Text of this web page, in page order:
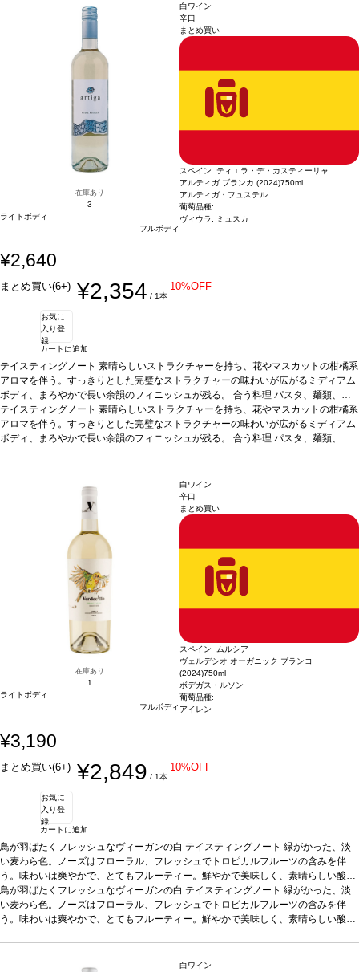
在庫あり
3
ライトボディ
フルボディ
白ワイン
辛口
まとめ買い
スペイン ティエラ・デ・カスティーリャ
アルティガ ブランカ (2024)750ml
アルティガ・フュステル
葡萄品種:
ヴィウラ, ミュスカ
¥2,640
まとめ買い(6+) ¥2,354 / 1本
10%OFF
お気に
入り登
録
カートに追加
テイスティングノート 素晴らしいストラクチャーを持ち、花やマスカットの柑橘系
アロマを伴う。すっきりとした完璧なストラクチャーの味わいが広がるミディアム
ボディ、まろやかで長い余韻のフィニッシュが残る。 合う料理 パスタ、麺類、
魚、甲殻類、タパスなどと好相性葡萄品種ヴィウラ 90%、ミュスカ 10%*本ヴィ
ンテージが在庫切れの場合、在庫があり価格が同様の場合は自動的に次のヴィンテ
ージに変更されますのでご了承ください。
テイスティングノート 素晴らしいストラクチャーを持ち、花やマスカットの柑橘系
アロマを伴う。すっきりとした完璧なストラクチャーの味わいが広がるミディアム
ボディ、まろやかで長い余韻のフィニッシュが残る。 合う料理 パスタ、麺類、
ージに変更されますのでご了承ください。
在庫あり
1
ライトボディ
フルボディ
白ワイン
辛口
まとめ買い
スペイン ムルシア
ヴェルデシオ オーガニック ブランコ
(2024)750ml
ボデガス・ルソン
葡萄品種:
アイレン
¥3,190
まとめ買い(6+) ¥2,849 / 1本
10%OFF
お気に
入り登
録
カートに追加
鳥が羽ばたくフレッシュなヴィーガンの白 テイスティングノート 緑がかった、淡
い麦わら色。ノーズはフローラル、フレッシュでトロピカルフルーツの含みを伴
う。味わいは爽やかで、とてもフルーティー。鮮やかで美味しく、素晴らしい酸味
との組み合わせは完璧で、長い余韻が続く。合う料理魚のマリネ（カレイ、スズ
キ、鯛）、タラと海老のクリーム煮、魚介類、燻製、チキン、牛肉の煮込み、マリ
ナラソースパスタなどと好相性葡萄品種アイレン認証オーガニック、WfCP認
鳥が羽ばたくフレッシュなヴィーガンの白 テイスティングノート 緑がかった、淡
い麦わら色。ノーズはフローラル、フレッシュでトロピカルフルーツの含みを伴
う。味わいは爽やかで、とてもフルーティー。鮮やかで美味しく、素晴らしい酸味
アイレン
白ワイン